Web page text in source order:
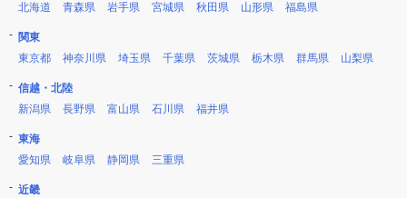
北海道
青森県 岩手県 宮城県 秋田県 山形県 福島県
関東
東京都
神奈川県 埼玉県 千葉県 茨城県 栃木県 群馬県 山梨県
信越・北陸
新潟県
長野県 富山県 石川県 福井県
東海
愛知県
岐阜県 静岡県 三重県
近畿